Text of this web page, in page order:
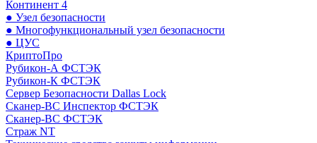
Континент 4
● Узел безопасности
● Многофункциональный узел безопасности
● ЦУС
КриптоПро
Рубикон-А ФСТЭК
Рубикон-К ФСТЭК
Сервер Безопасности Dallas Lock
Сканер-ВС Инспектор ФСТЭК
Сканер-ВС ФСТЭК
Страж NT